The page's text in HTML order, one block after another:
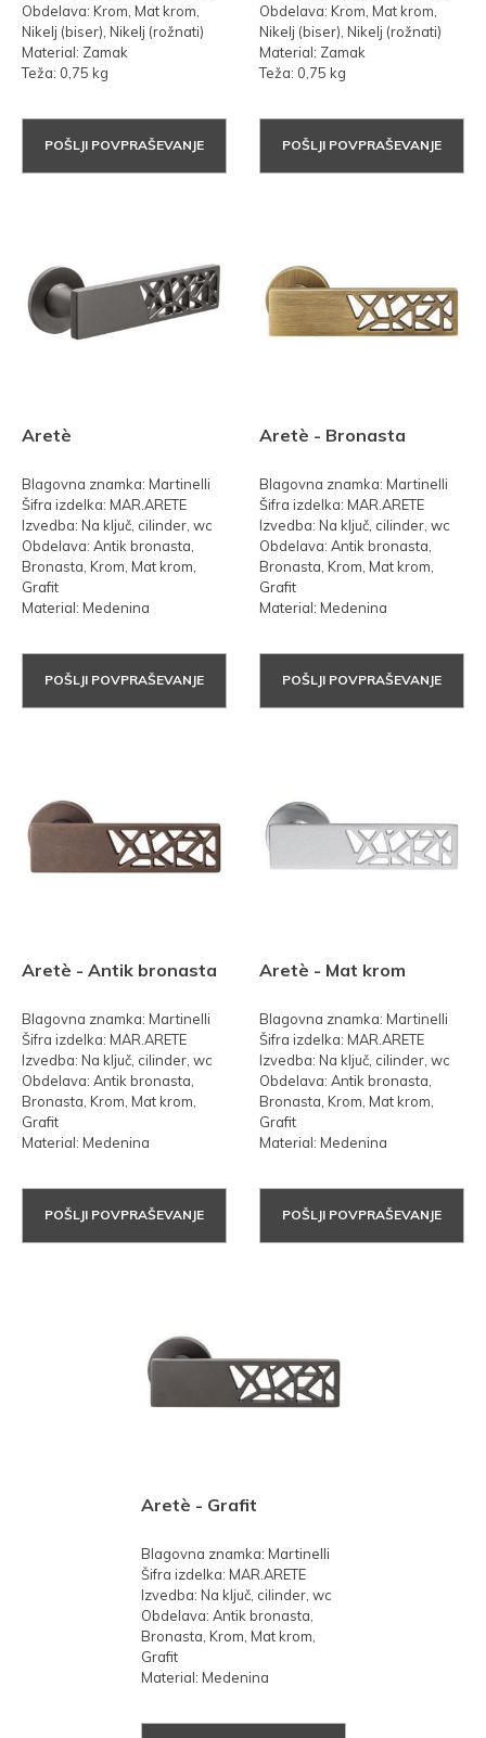
Obdelava: Krom, Mat krom,
Nikelj (biser), Nikelj (rožnati)
Material: Zamak
Teža: 0,75 kg
POŠLJI POVPRAŠEVANJE
Obdelava: Krom, Mat krom,
Nikelj (biser), Nikelj (rožnati)
Material: Zamak
Teža: 0,75 kg
POŠLJI POVPRAŠEVANJE
Aretè
Blagovna znamka: Martinelli
Šifra izdelka: MAR.ARETE
Izvedba: Na ključ, cilinder, wc
Obdelava: Antik bronasta,
Bronasta, Krom, Mat krom,
Grafit
Material: Medenina
POŠLJI POVPRAŠEVANJE
Aretè - Bronasta
Blagovna znamka: Martinelli
Šifra izdelka: MAR.ARETE
Izvedba: Na ključ, cilinder, wc
Obdelava: Antik bronasta,
Bronasta, Krom, Mat krom,
Grafit
Material: Medenina
POŠLJI POVPRAŠEVANJE
Aretè - Antik bronasta
Blagovna znamka: Martinelli
Šifra izdelka: MAR.ARETE
Izvedba: Na ključ, cilinder, wc
Obdelava: Antik bronasta,
Bronasta, Krom, Mat krom,
Grafit
Material: Medenina
POŠLJI POVPRAŠEVANJE
Aretè - Mat krom
Blagovna znamka: Martinelli
Šifra izdelka: MAR.ARETE
Izvedba: Na ključ, cilinder, wc
Obdelava: Antik bronasta,
Bronasta, Krom, Mat krom,
Grafit
Material: Medenina
POŠLJI POVPRAŠEVANJE
Aretè - Grafit
Blagovna znamka: Martinelli
Šifra izdelka: MAR.ARETE
Izvedba: Na ključ, cilinder, wc
Obdelava: Antik bronasta,
Bronasta, Krom, Mat krom,
Grafit
Material: Medenina